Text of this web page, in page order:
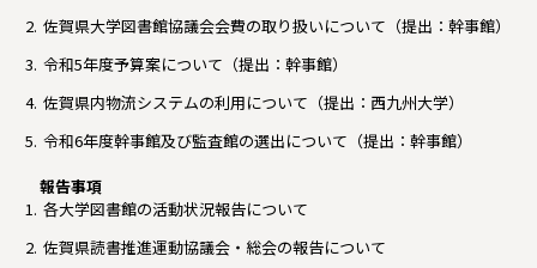
佐賀県大学図書館協議会会費の取り扱いについて（提出：幹事館）
令和5年度予算案について（提出：幹事館）
佐賀県内物流システムの利用について（提出：西九州大学）
令和6年度幹事館及び監査館の選出について（提出：幹事館）
報告事項
各大学図書館の活動状況報告について
佐賀県読書推進運動協議会・総会の報告について